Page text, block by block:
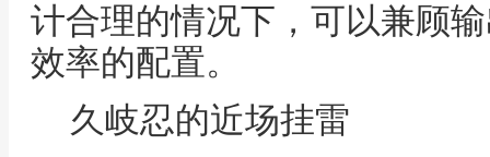
计合理的情况下，可以兼顾
效率的配置。
久岐忍的近场挂雷